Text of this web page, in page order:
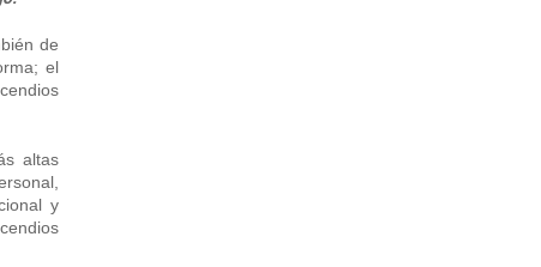
de
el
altas
y